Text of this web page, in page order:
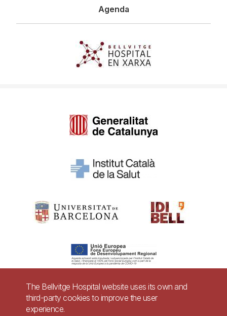
Agenda
Pie
The Bellvitge Hospital website uses its own and
third-party cookies to improve the user
experience.